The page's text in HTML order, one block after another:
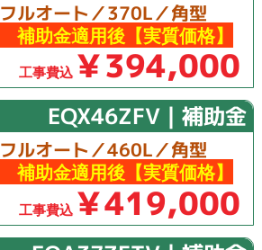
フルオート／370L／角型
補助金適用後【実質価格】
工事費込 ￥394,000
EQX46ZFV｜補助金
フルオート／460L／角型
補助金適用後【実質価格】
工事費込 ￥419,000